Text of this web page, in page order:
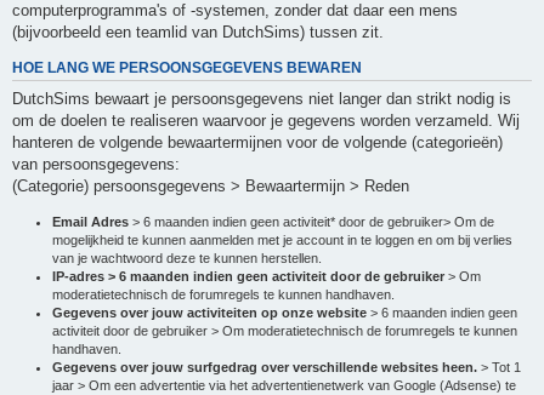
computerprogramma's of -systemen, zonder dat daar een mens
(bijvoorbeeld een teamlid van DutchSims) tussen zit.
HOE LANG WE PERSOONSGEGEVENS BEWAREN
DutchSims bewaart je persoonsgegevens niet langer dan strikt nodig is
om de doelen te realiseren waarvoor je gegevens worden verzameld. Wij
hanteren de volgende bewaartermijnen voor de volgende (categorieën)
van persoonsgegevens:
(Categorie) persoonsgegevens > Bewaartermijn > Reden
Email Adres > 6 maanden indien geen activiteit* door de gebruiker> Om de
mogelijkheid te kunnen aanmelden met je account in te loggen en om bij verlies
van je wachtwoord deze te kunnen herstellen.
IP-adres > 6 maanden indien geen activiteit door de gebruiker > Om
moderatietechnisch de forumregels te kunnen handhaven.
Gegevens over jouw activiteiten op onze website > 6 maanden indien geen
activiteit door de gebruiker > Om moderatietechnisch de forumregels te kunnen
handhaven.
Gegevens over jouw surfgedrag over verschillende websites heen. > Tot 1
jaar > Om een advertentie via het advertentienetwerk van Google (Adsense) te